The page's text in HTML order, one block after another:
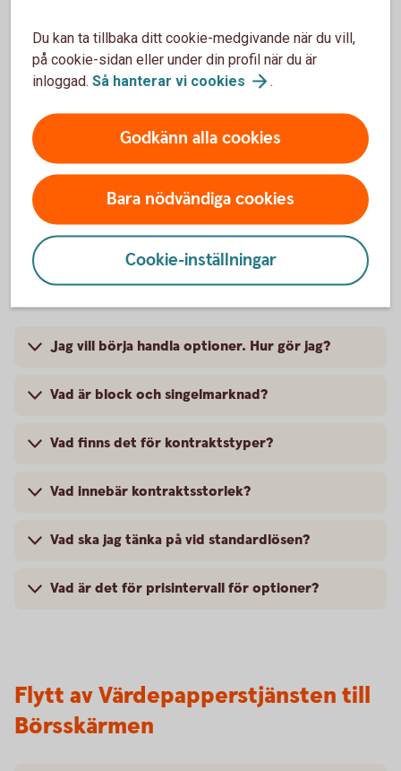
Måste man ha valutan amerikanska dollar (USD)
för att kunna handla amerikanska aktier?
Hur öppnas valutakonton?
Avgift för valutaväxling?
Optioner
Jag vill börja handla optioner. Hur gör jag?
Vad är block och singelmarknad?
Vad finns det för kontraktstyper?
Vad innebär kontraktsstorlek?
Vad ska jag tänka på vid standardlösen?
Vad är det för prisintervall för optioner?
Flytt av Värdepapperstjänsten till
Börsskärmen
Du kan ta tillbaka ditt cookie-medgivande när du vill,
på cookie-sidan eller under din profil när du är
inloggad. Så hanterar vi cookies .
Godkänn alla cookies
Bara nödvändiga cookies
Cookie-inställningar